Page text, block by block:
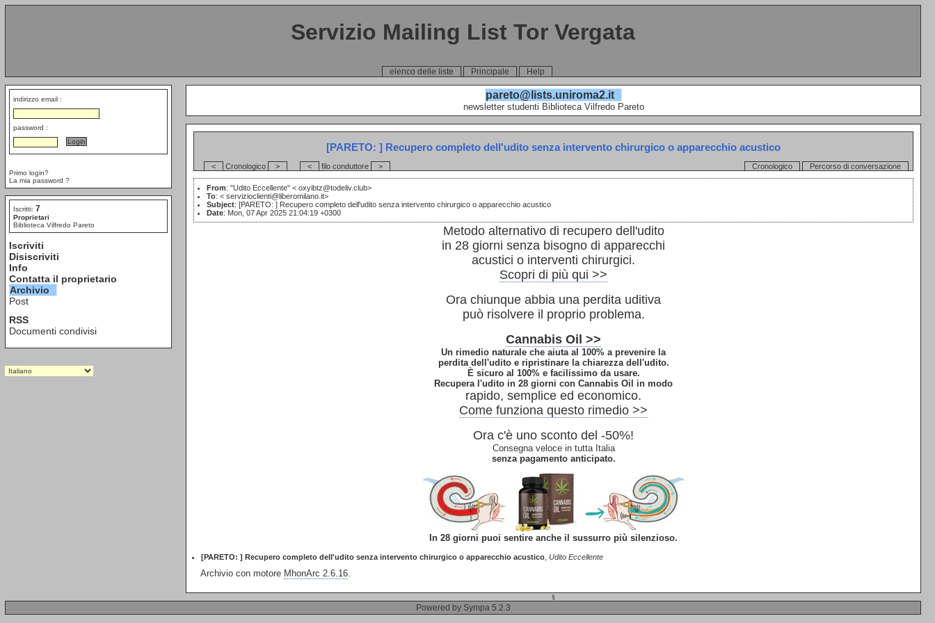
Servizio Mailing List Tor Vergata
elenco delle liste Principale Help
indirizzo email :
password :
Primo login?
La mia password ?
Iscritti: 7
Proprietari
Biblioteca Vilfredo Pareto
Iscriviti
Disiscriviti
Info
Contatta il proprietario
Archivio
Post
RSS
Documenti condivisi
pareto@lists.uniroma2.it
newsletter studenti Biblioteca Vilfredo Pareto
[PARETO: ] Recupero completo dell'udito senza intervento chirurgico o apparecchio acustico
Cronologico Percorso di conversazione
< Cronologico > < filo conduttore >
From: "Udito Eccellente" < oxyibtz@todeliv.club>
To: < servizioclienti@liberomilano.it>
Subject: [PARETO: ] Recupero completo dell'udito senza intervento chirurgico o apparecchio acustico
Date: Mon, 07 Apr 2025 21:04:19 +0300
Metodo alternativo di recupero dell'udito
in 28 giorni senza bisogno di apparecchi
acustici o interventi chirurgici.
Scopri di più qui >>
Ora chiunque abbia una perdita uditiva
può risolvere il proprio problema.
Cannabis Oil >>
Un rimedio naturale che aiuta al 100% a prevenire la
perdita dell'udito e ripristinare la chiarezza dell'udito.
È sicuro al 100% e facilissimo da usare.
Recupera l'udito in 28 giorni con Cannabis Oil in modo
rapido, semplice ed economico.
Come funziona questo rimedio >>
Ora c'è uno sconto del -50%!
Consegna veloce in tutta Italia
senza pagamento anticipato.
In 28 giorni puoi sentire anche il sussurro più silenzioso.
[PARETO: ] Recupero completo dell'udito senza intervento chirurgico o apparecchio acustico Udito Eccellente
Archivio con motore MhonArc 2.6.16.
§
Powered by Sympa 5.2.3